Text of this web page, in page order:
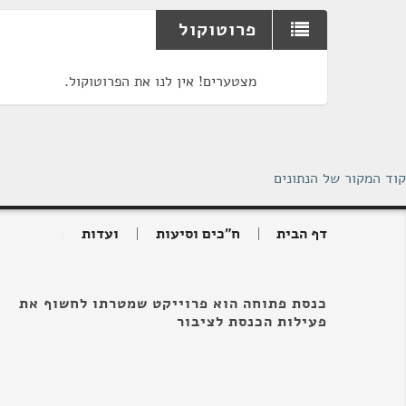
פרוטוקול
מצטערים! אין לנו את הפרוטוקול.
קוד המקור של הנתונים
דף הבית ח"כים וסיעות ועדות
כנסת פתוחה הוא פרוייקט שמטרתו לחשוף את
פעילות הכנסת לציבור